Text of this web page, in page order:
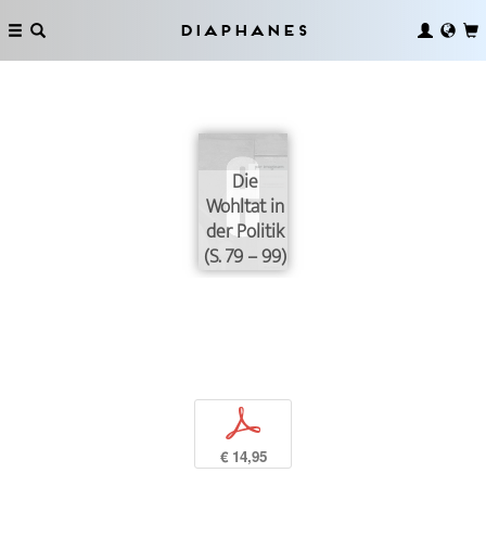
Diaphanes
Die
Wohltat in
der Politik
(S. 79 – 99)
p
€ 14,95